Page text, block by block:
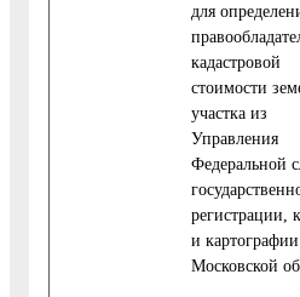
для
кадастровой
стоимости
участка из
Управления
Федеральной
регистрации,
и
Московской